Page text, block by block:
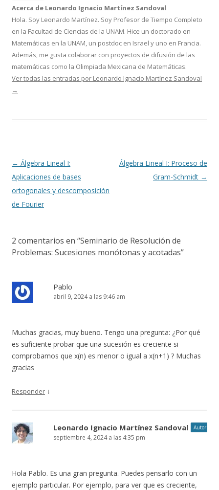
Acerca de Leonardo Ignacio Martínez Sandoval
Hola. Soy Leonardo Martínez. Soy Profesor de Tiempo Completo
en la Facultad de Ciencias de la UNAM. Hice un doctorado en
Matemáticas en la UNAM, un postdoc en Israel y uno en Francia.
Además, me gusta colaborar con proyectos de difusión de las
matemáticas como la Olimpiada Mexicana de Matemáticas.
Ver todas las entradas por Leonardo Ignacio Martínez Sandoval
→
Navegación
de
entradas
← Álgebra Lineal I:
Aplicaciones de bases
ortogonales y descomposición
de Fourier
Álgebra Lineal I: Proceso de
Gram-Schmidt →
2 comentarios en “Seminario de Resolución de
Problemas: Sucesiones monótonas y acotadas”
Pablo
abril 9, 2024 a las 9:46 am
Muchas gracias, muy bueno. Tengo una pregunta: ¿Por qué
es suficiente probar que una sucesión es creciente si
comprobamos que x(n) es menor o igual a x(n+1) ? Muchas
gracias
Responder ↓
Leonardo Ignacio Martínez Sandoval Autor
septiembre 4, 2024 a las 4:35 pm
Hola Pablo. Es una gran pregunta. Puedes pensarlo con un
ejemplo particular. Por ejemplo, para ver que es creciente,